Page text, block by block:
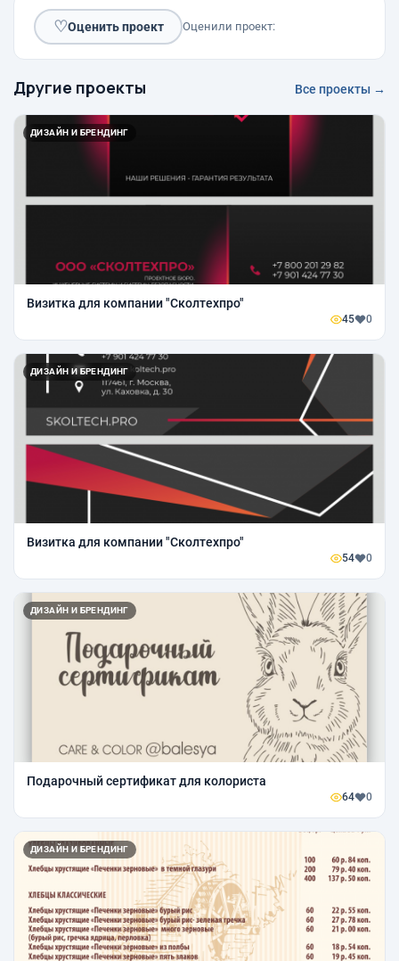
♡Оценить проект Оценили проект:
Другие проекты Все проекты →
ДИЗАЙН И БРЕНДИНГ
Визитка для компании "Сколтехпро"
45 0
ДИЗАЙН И БРЕНДИНГ
Визитка для компании "Сколтехпро"
54 0
ДИЗАЙН И БРЕНДИНГ
Подарочный сертификат для колориста
64 0
ДИЗАЙН И БРЕНДИНГ